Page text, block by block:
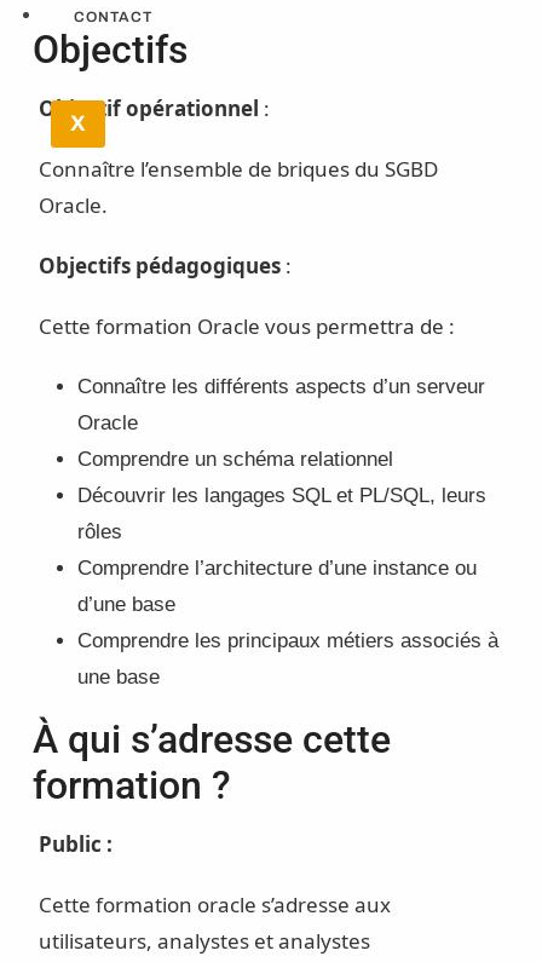
CONTACT
X
Objectifs
Objectif opérationnel :
Connaître l’ensemble de briques du SGBD
Oracle.
Objectifs pédagogiques:
Cette formation Oracle vous permettra de :
Connaître les différents aspects d’un serveur
Oracle
Comprendre un schéma relationnel
Découvrir les langages SQL et PL/SQL, leurs
rôles
Comprendre l’architecture d’une instance ou
d’une base
Comprendre les principaux métiers associés à
une base
À qui s’adresse cette
formation ?
Public :
Cette formation oracle s’adresse aux
utilisateurs, analystes et analystes